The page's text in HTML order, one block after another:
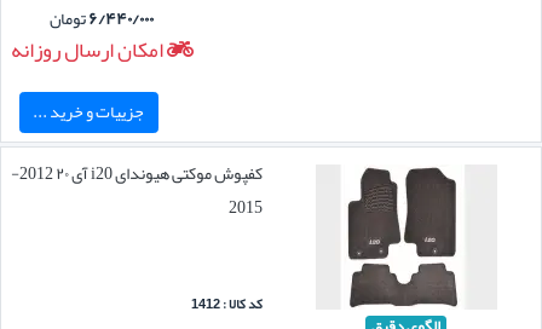
۶/۴۴۰/۰۰۰تومان
امکان ارسال روزانه
جزییات و خرید ...
کفپوش موکتی هیوندای i20 آی ۲۰ 2012-
2015
کد کالا : 1412